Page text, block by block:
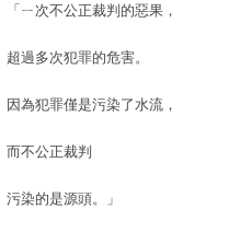
「ㄧ次不公正裁判的惡果，
超過多次犯罪的危害。
因為犯罪僅是污染了水流，
而不公正裁判
污染的是源頭。」